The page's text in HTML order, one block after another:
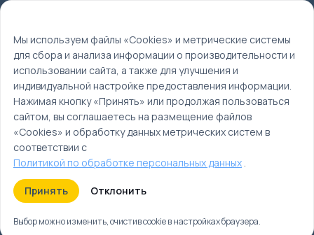
Главная
Круизы
Элемент не найден
компаний Санкт-Петербурга
Мы используем файлы «Cookies» и метрические системы
для сбора и анализа информации о производительности и
использовании сайта, а также для улучшения и
индивидуальной настройке предоставления информации.
Нажимая кнопку «Принять» или продолжая пользоваться
сайтом, вы соглашаетесь на размещение файлов
«Cookies» и обработку данных метрических систем в
соответствии с
Политикой по обработке персональных данных.
Принять Отклонить
Выбор можно изменить, очистив cookie в настройках браузера.